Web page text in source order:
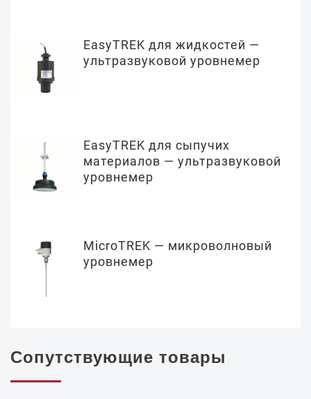
EasyTREK для жидкостей —
ультразвуковой уровнемер
EasyTREK для сыпучих
материалов — ультразвуковой
уровнемер
MicroTREK — микроволновый
уровнемер
Сопутствующие товары